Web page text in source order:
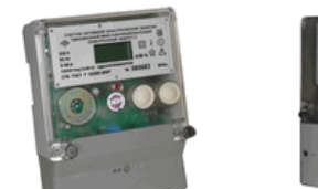
Стремянки стальные
Стремянки двухсторонние